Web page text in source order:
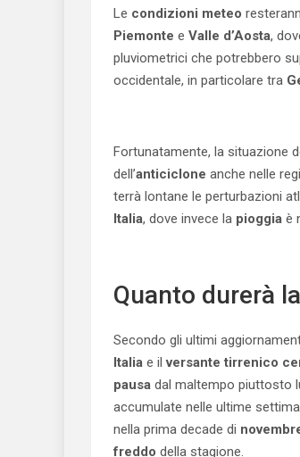
Le condizioni meteo
Piemonte e Valle d’Aosta,
pluviometrici che potrebbero
occidentale, in particolare tra
Fortunatamente, la situazione
dell’anticiclone anche nelle
terrà lontane le perturbazioni
Italia, dove invece la pioggia è
Quanto durerà
Secondo gli ultimi
Italia e ilversante tirrenico
pausa dal maltempo piuttosto
accumulate nelle ultime
nella prima decade di
freddo della stagione.